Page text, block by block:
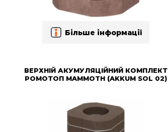
Більше інформації
ВЕРХНІЙ АКУМУЛЯЦІЙНИЙ КОМПЛЕКТ
РОМОТОП MAMMOTH (AKKUM SOL 02)